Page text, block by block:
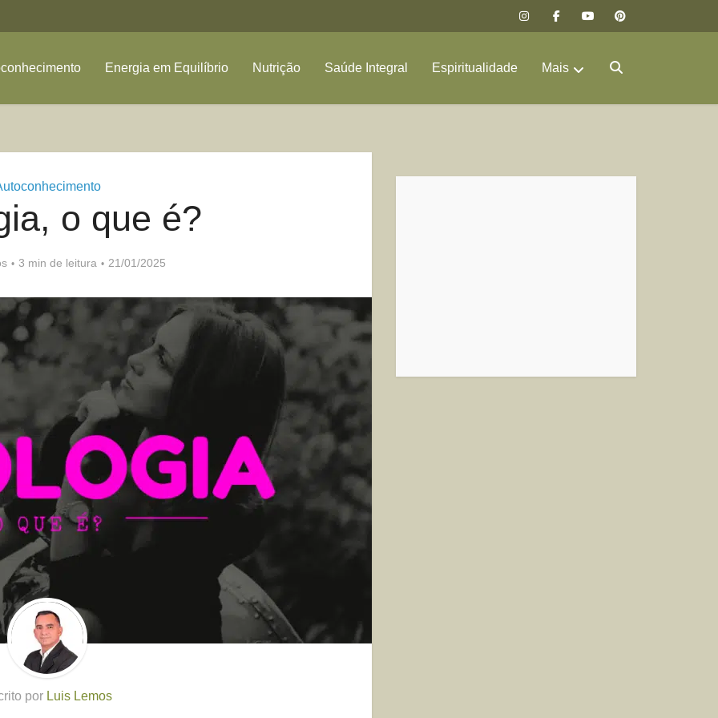
Energia em Equilíbrio Nutrição Saúde Integral Espiritualidade Mais
o que é?
3 min de leitura 21/01/2025
por Luis Lemos